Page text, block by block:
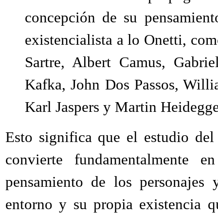
concepción de su
existencialista a lo Onetti,
Sartre, Albert Camus,
Kafka, John Dos Passos,
Karl Jaspers y Martin
Esto significa que el estudio
convierte fundamentalmente
pensamiento de los
entorno y su propia existencia